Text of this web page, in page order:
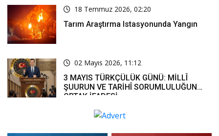
18 Temmuz 2026, 02:20
Tarım Araştırma Istasyonunda Yangın
02 Mayıs 2026, 11:12
3 MAYIS TÜRKÇÜLÜK GÜNÜ: MİLLÎ
ŞUURUN VE TARİHÎ SORUMLULUĞUN
ORTAK İFADESİ